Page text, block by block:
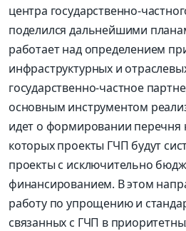
центра государственно-
поделился дальнейшими
работает над определением
инфраструктурных и
государственно-частное
основным инструментом
идет о формировании перечня
которых проекты ГЧП будут
проекты с исключительно
финансированием. В этом
работу по упрощению и
связанных с ГЧП в